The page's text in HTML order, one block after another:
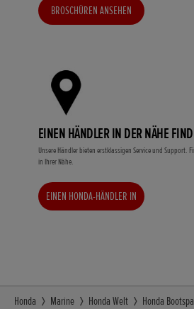
BROSCHÜREN ANSEHEN
EINEN HÄNDLER IN DER NÄHE
Unsere Händler bieten erstklassigen Service und Support.
in Ihrer Nähe.
EINEN HONDA-HÄNDLER IN
Honda Marine Honda Welt Honda